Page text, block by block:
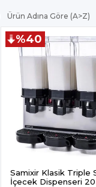
Ürün Adına Göre (A>Z)
Samixir Klasik Triple
İçecek Dispenseri
%40